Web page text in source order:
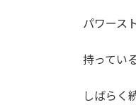
パワース
持ってい
しばらく